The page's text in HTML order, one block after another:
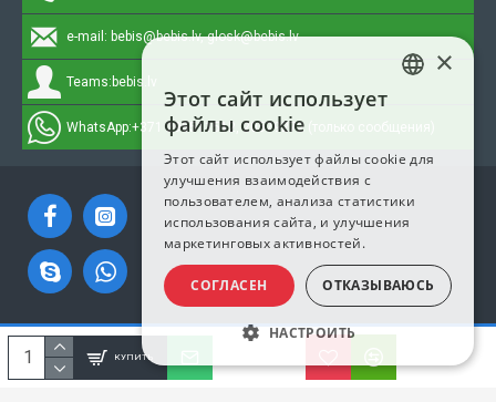
КУПИТЬ
e-mail: bebis@bebis.lv, glosk@bebis.lv
Teams: bebis.lv
WhatsApp:+371 295511512, 20579272 (только сообщения)
Copyright © 2023, Bebis.lv, Все права защищены
×
Этот сайт использует
файлы cookie
Этот сайт использует файлы cookie для
улучшения взаимодействия с
пользователем, анализа статистики
использования сайта, и улучшения
маркетинговых активностей.
СОГЛАСЕН ОТКАЗЫВАЮСЬ
НАСТРОИТЬ